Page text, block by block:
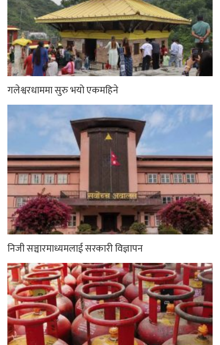
गलेश्वरधाममा सुरु भयो एकमहिने
निजी सञ्चारमाध्यमलाई सरकारी विज्ञापन